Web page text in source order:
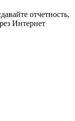
отчетность,
Интернет